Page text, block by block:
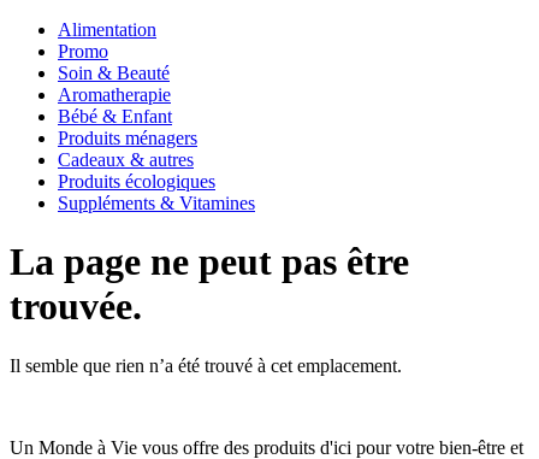
Alimentation
Promo
Soin & Beauté
Aromatherapie
Bébé & Enfant
Produits ménagers
Cadeaux & autres
Produits écologiques
Suppléments & Vitamines
La page ne peut pas être
trouvée.
Il semble que rien n’a été trouvé à cet emplacement.
Un Monde à Vie vous offre des produits d'ici pour votre bien-être et